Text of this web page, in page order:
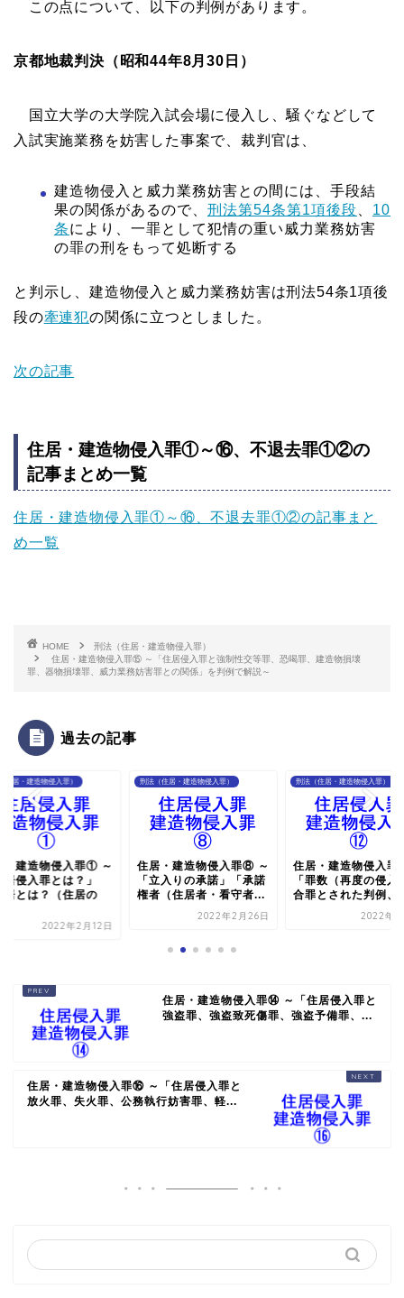
この点について、以下の判例があります。
京都地裁判決（昭和44年8月30日）
国立大学の大学院入試会場に侵入し、騒ぐなどして
入試実施業務を妨害した事案で、裁判官は、
建造物侵入と威力業務妨害との間には、手段結
果の関係があるので、 刑法第54条第1項後段
10
条により、一罪として犯情の重い威力業務妨害
の罪の刑をもって処断する
と判示し、建造物侵入と威力業務妨害は刑法54条1項後
段の牽連犯の関係に立つとしました。
次の記事
住居・建造物侵入罪①～⑯、不退去罪①②の
記事まとめ一覧
住居・建造物侵入罪①～⑯、不退去罪①②の記事まと
め一覧
HOME
刑法（住居・建造物侵入罪）
住居・建造物侵入罪⑮ ～「住居侵入罪と強制性交等罪、恐喝罪、建造物損壊
罪、器物損壊罪、威力業務妨害罪との関係」を判例で解説～
過去の記事
住居・建造物侵入罪）
・建造物侵入罪① ～
居侵入罪とは？」
居とは？（住居の
2022年2月12日
刑法（住居・建造物侵入罪）
住居・建造物侵入罪⑧ ～
「立入りの承諾」「承諾
権者（住居者・看守者...
2022年2月26日
刑法（住居・建造物侵入罪）
住居・建造物侵入
「罪数（再度の侵入
合罪とされた判例、
2022年3
住居・建造物侵入罪⑭ ～「住居侵入罪と
強盗罪、強盗致死傷罪、強盗予備罪、...
住居・建造物侵入罪⑯ ～「住居侵入罪と
放火罪、失火罪、公務執行妨害罪、軽...